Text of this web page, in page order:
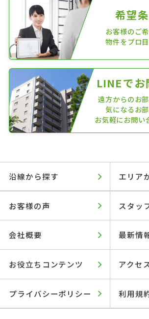
希望
お客様のご
物件をプロ
LINEでお
遠方からのお
気になるお
お気軽にお問い
沿線から探す エリア
お客様の声 スタッ
会社概要 最新情
お役立ちコンテンツ アクセ
プライバシーポリシー 利用規